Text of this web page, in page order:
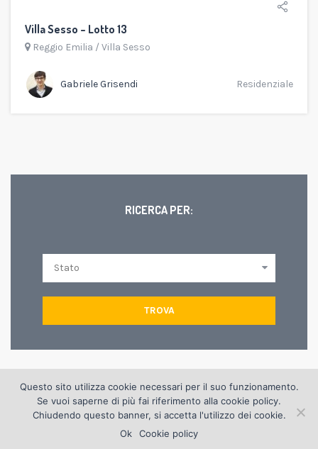
Villa Sesso – Lotto 13
Reggio Emilia / Villa Sesso
Gabriele Grisendi Residenziale
RICERCA PER:
TROVA
© Copyright 2012 Edilgrisendi s.p.a. | via D. Dal Verme, 8 42124
Reggio Emilia | tel. +(39) 0522 516999 - fax 0522 920386 |
info@edilgrisendi.it
informativa cookies|privacy
Questo sito utilizza cookie necessari per il suo funzionamento.
Se vuoi saperne di più fai riferimento alla cookie policy.
Chiudendo questo banner, si accetta l'utilizzo dei cookie.
Ok
Cookie policy